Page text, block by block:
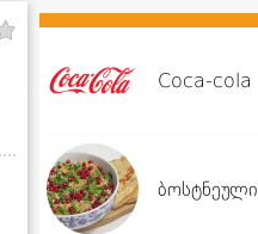
Coca-cola
ბოსტნეული